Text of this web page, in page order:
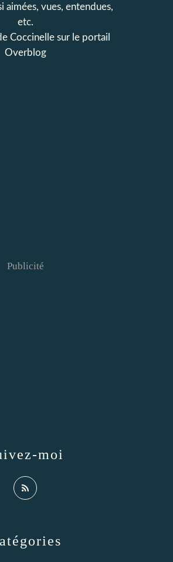
aimées, vues, entendues,
etc.
Coccinelle sur le portail
Overblog
moi
Publicité